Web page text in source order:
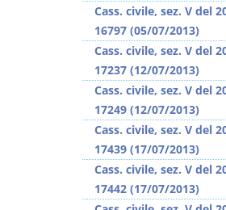
Cass. civile, sez. V del
16797 (05/07/2013)
Cass. civile, sez. V del
17237 (12/07/2013)
Cass. civile, sez. V del
17249 (12/07/2013)
Cass. civile, sez. V del
17439 (17/07/2013)
Cass. civile, sez. V del
17442 (17/07/2013)
Usufrutto Uso e
Versione ebook
(iva incl.)